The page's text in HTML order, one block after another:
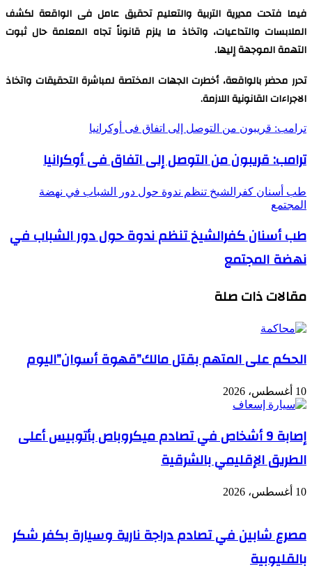
فيما فتحت مديرية التربية والتعليم تحقيق عامل فى الواقعة لكشف
الملابسات والتداعيات، واتخاذ ما يلزم قانوناً تجاه المعلمة حال ثبوت
التهمة الموجهة إليها.
تحرر محضر بالواقعة، أخطرت الجهات المختصة لمباشرة التحقيقات واتخاذ
الاجراءات القانونية اللازمة.
ترامب: قريبون من التوصل إلى اتفاق فى أوكرانيا
ترامب: قريبون من التوصل إلى اتفاق فى أوكرانيا
طب أسنان كفرالشيخ تنظم ندوة حول دور الشباب في نهضة
المجتمع
طب أسنان كفرالشيخ تنظم ندوة حول دور الشباب في
نهضة المجتمع
مقالات ذات صلة
الحكم على المتهم بقتل مالك”قهوة أسوان”اليوم
10 أغسطس، 2026
إصابة 9 أشخاص في تصادم ميكروباص بأتوبيس أعلى
الطريق الإقليمي بالشرقية
10 أغسطس، 2026
مصرع شابين في تصادم دراجة نارية وسيارة بكفر شكر
بالقليوبية